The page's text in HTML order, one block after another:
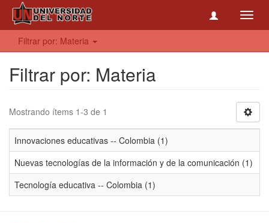
Filtrar por: Materia
Filtrar por: Materia
Mostrando ítems 1-3 de 1
Innovaciones educativas -- Colombia (1)
Nuevas tecnologías de la información y de la comunicación (1)
Tecnología educativa -- Colombia (1)